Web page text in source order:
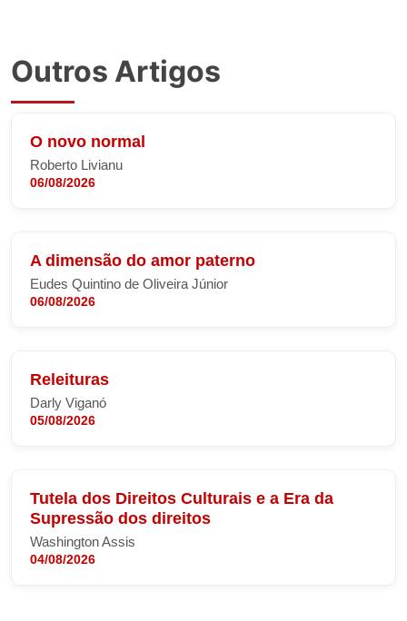
Outros Artigos
O novo normal
Roberto Livianu
06/08/2026
A dimensão do amor paterno
Eudes Quintino de Oliveira Júnior
06/08/2026
Releituras
Darly Viganó
05/08/2026
Tutela dos Direitos Culturais e a Era da
Supressão dos direitos
Washington Assis
04/08/2026